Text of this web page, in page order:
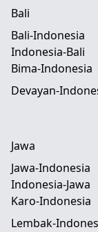
Bali
Bali-Indonesia
Indonesia-Bali
Bima-Indonesia
Devayan-
Jawa
Jawa-Indonesia
Indonesia-Jawa
Karo-Indonesia
Lembak-